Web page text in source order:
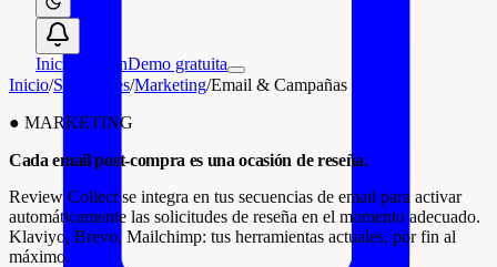
Iniciar sesiónDemo gratuita
Inicio/Soluciones/Marketing/Email & Campañas
● MARKETING
Cada email post-compra es una ocasión de reseña.
Review Collect se integra en tus secuencias de email para activar
automáticamente las solicitudes de reseña en el momento adecuado.
Klaviyo, Brevo, Mailchimp: tus herramientas actuales, por fin al
máximo.